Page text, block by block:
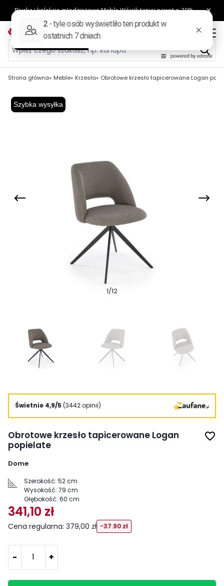
Strona główna Meble Krzesła Obrotowe krzesło tapicerowane Logan
Szybka wysyłka
1/12
Świetnie 4,9/5 (3442 opinii)
Obrotowe krzesło tapicerowane Logan
popielate
favorite_border
Dome
Szerokość: 52 cm
Wysokość: 79 cm
Głębokość: 60 cm
341,10 zł
Cena regularna: 379,00 zł -37.90 zł
- +